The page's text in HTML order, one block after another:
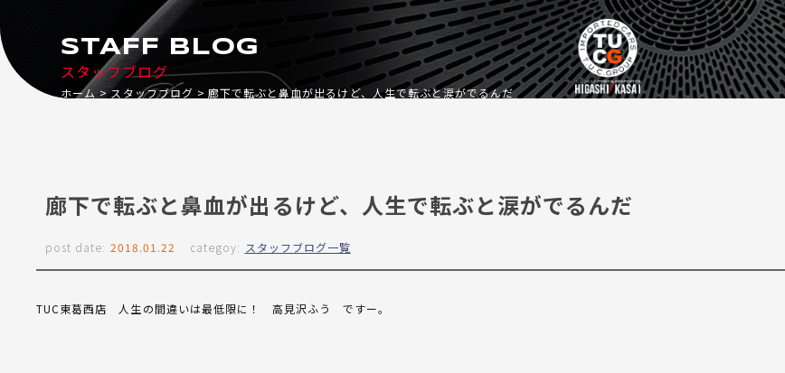
スタッフブログ
STAFF BLOG
ホーム スタッフブログ 廊下で転ぶと鼻血が出るけど、人生で転ぶと涙がでるんだ
廊下で転ぶと鼻血が出るけど、人生で転ぶと涙がでるんだ
post date: 2018.01.22 categoy: スタッフブログ一覧
TUC東葛西店 人生の間違いは最低限に！ 高見沢ふう ですー。